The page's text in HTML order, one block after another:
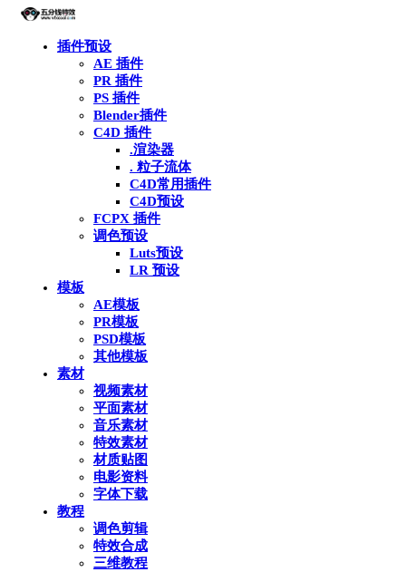
插件预设
AE 插件
PR 插件
PS 插件
Blender插件
C4D 插件
.渲染器
. 粒子流体
C4D常用插件
C4D预设
FCPX 插件
调色预设
Luts预设
LR 预设
模板
AE模板
PR模板
PSD模板
其他模板
素材
视频素材
平面素材
音乐素材
特效素材
材质贴图
电影资料
字体下载
教程
调色剪辑
特效合成
三维教程